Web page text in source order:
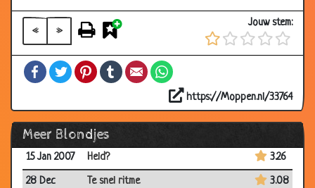
« »
Jouw stem:
FacebookTwitterPinterestTumblrEmail
https://Moppen.nl/33764
Meer Blondjes
05 Apr 2007
Op tijd
3.60
05 Mar 2007 Oude viezerik
3.78
12 Feb 2007
Hagelstorm
12 Feb 2007
Blonde paardrijdster
05 Feb 2007
Bier drinken
3.89
29 Jan 2007
Blonde gokster
15 Jan 2007
Held?
3.26
28 Dec
Te snel ritme 3.08